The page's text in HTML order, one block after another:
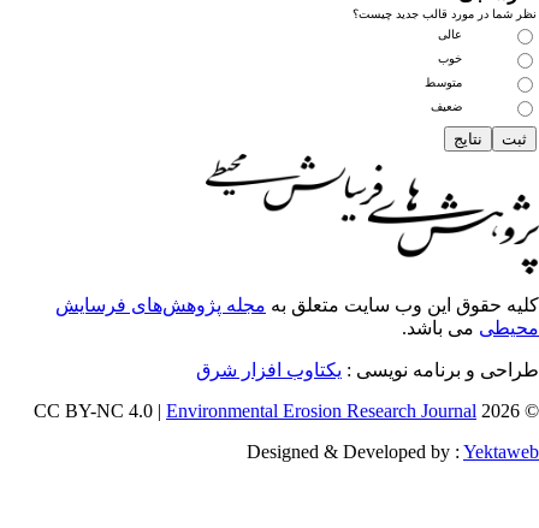
شما در مورد قالب جدید چیست؟
عالی
خوب
متوسط
ضعیف
حقوق این وب سایت متعلق بهمجله پژوهش‌های فرسایش
می باشد.
و برنامه نویسی : یکتاوب افزار شرق
©
Environmental Erosion Research Journal
Designed & Developed by :